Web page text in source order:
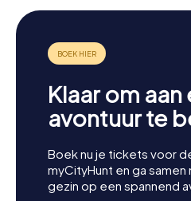
Klaar om aan
avontuur te
Boek nu je tickets voor
myCityHunt en ga
gezin op een spannend